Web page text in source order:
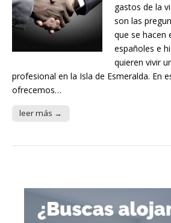
gastos de la
son las
que se hacen
españoles e
quieren vivir
profesional en la Isla de Esmeralda. En
ofrecemos…
leer más →